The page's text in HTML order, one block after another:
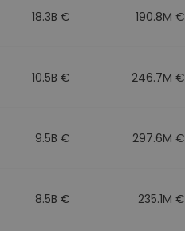
18.3B € 190.8M €
10.5B € 246.7M €
9.5B € 297.6M €
8.5B € 235.1M €